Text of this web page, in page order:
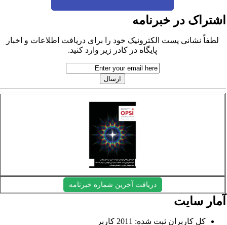
در خبرنامه
لطفاً نشانی پست الکترونیک خود را برای دریافت اطلاعات و اخبار
پایگاه در کادر زیر وارد کنید.
دریافت آخرین شماره خبرنامه
سایت
کل کاربران ثبت شده: 2011 کاربر